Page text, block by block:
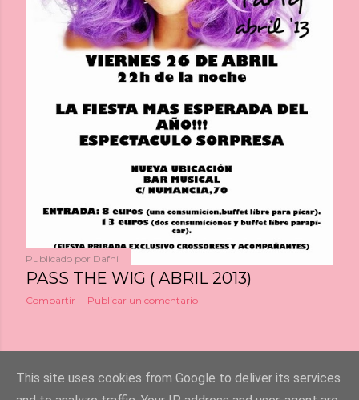
Publicado por Dafni
PASS THE WIG ( ABRIL 2013)
Compartir Publicar un comentario
This site uses cookies from Google to deliver its services